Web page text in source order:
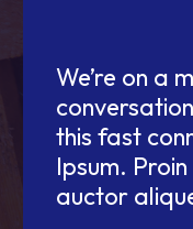
We’re on a
this fast
Ipsum.
auctor